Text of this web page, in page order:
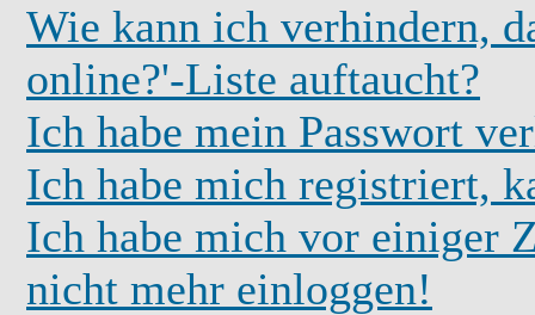
Wie kann ich verhindern,
online?'-Liste auftaucht?
Ich habe mein Passwort
Ich habe mich registriert,
Ich habe mich vor einiger
nicht mehr einloggen!